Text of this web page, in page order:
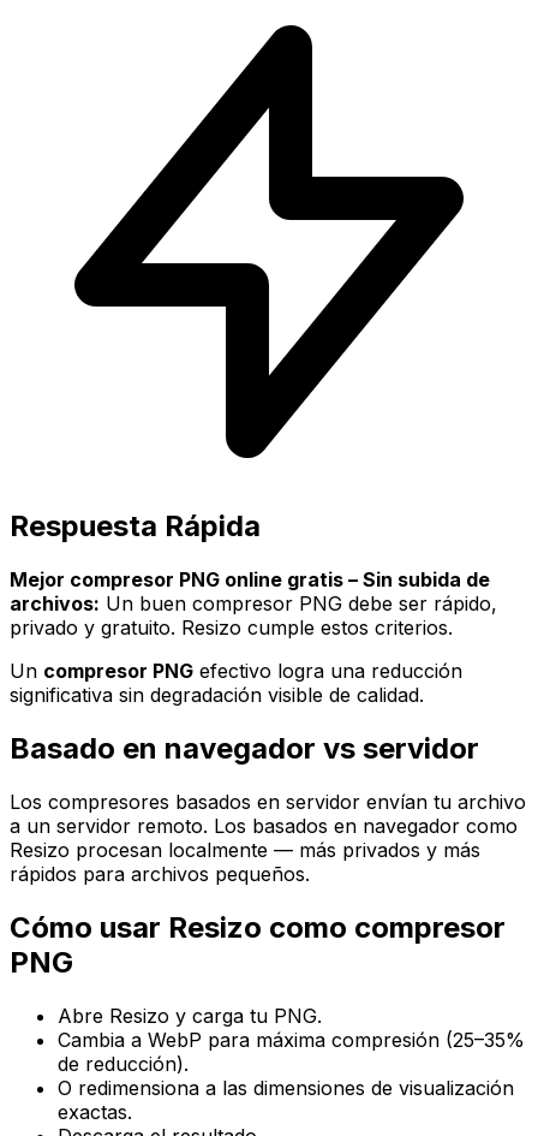
Respuesta Rápida
Mejor compresor PNG online gratis – Sin subida de
archivos: Un buen compresor PNG debe ser rápido,
privado y gratuito. Resizo cumple estos criterios.
Un compresor PNG efectivo logra una reducción
significativa sin degradación visible de calidad.
Basado en navegador vs servidor
Los compresores basados en servidor envían tu archivo
a un servidor remoto. Los basados en navegador como
Resizo procesan localmente — más privados y más
rápidos para archivos pequeños.
Cómo usar Resizo como compresor
PNG
Abre Resizo y carga tu PNG.
Cambia a WebP para máxima compresión (25–35%
de reducción).
O redimensiona a las dimensiones de visualización
exactas.